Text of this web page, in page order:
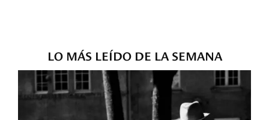
LO MÁS LEÍDO DE LA SEMANA